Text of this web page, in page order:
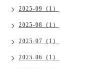
2025-09（1）
2025-08（1）
2025-07（1）
2025-06（1）